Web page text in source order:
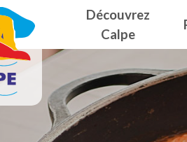
Découvrez
Calpe